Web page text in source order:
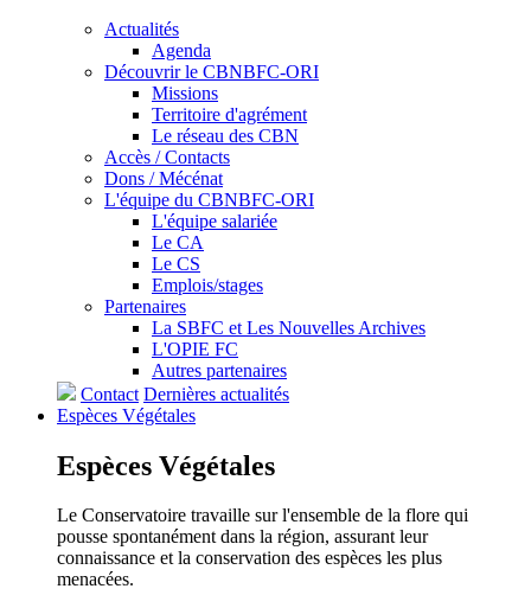
Actualités
Agenda
Découvrir le CBNBFC-ORI
Missions
Territoire d'agrément
Le réseau des CBN
Accès / Contacts
Dons / Mécénat
L'équipe du CBNBFC-ORI
L'équipe salariée
Le CA
Le CS
Emplois/stages
Partenaires
La SBFC et Les Nouvelles Archives
L'OPIE FC
Autres partenaires
Contact Dernières actualités
Espèces Végétales
Espèces Végétales
Le Conservatoire travaille sur l'ensemble de la flore qui
pousse spontanément dans la région, assurant leur
connaissance et la conservation des espèces les plus
menacées.